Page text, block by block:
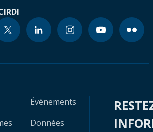
Évènements
Données